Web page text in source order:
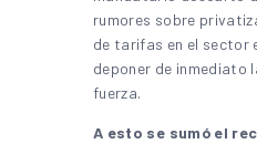
rumores sobre
de tarifas en el sector
deponer de inmediato
fuerza.
A esto se sumó el